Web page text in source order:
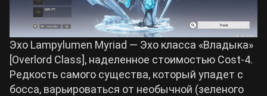
Эхо Lampylumen Myriad — Эхо класса «Владыка»
[Overlord Class], наделенное стоимостью Cost-4.
Редкость самого существа, который упадет с
босса, варьироваться от необычной (зеленого